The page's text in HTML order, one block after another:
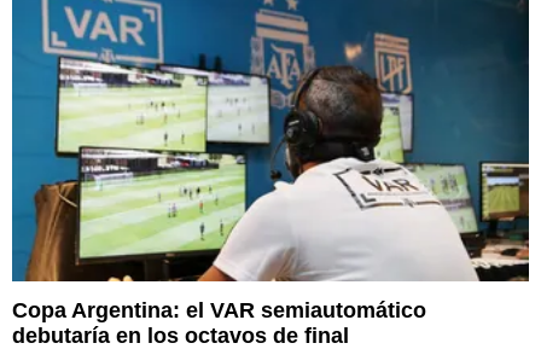
Copa Argentina: el VAR semiautomático
debutaría en los octavos de final